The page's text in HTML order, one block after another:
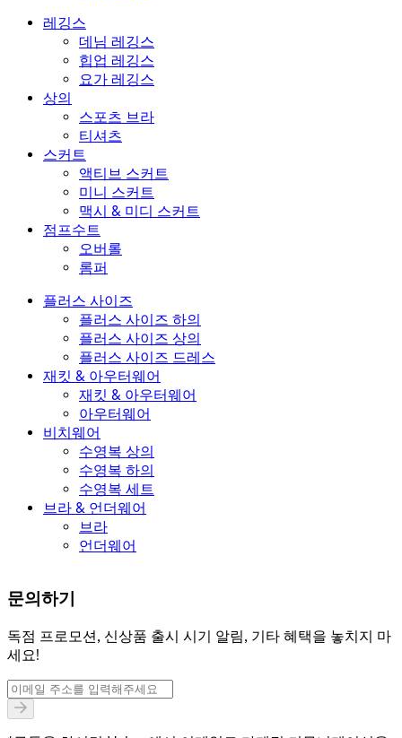
레깅스
데님 레깅스
힙업 레깅스
요가 레깅스
상의
스포츠 브라
티셔츠
스커트
액티브 스커트
미니 스커트
맥시 & 미디 스커트
점프수트
오버롤
롬퍼
플러스 사이즈
플러스 사이즈 하의
플러스 사이즈 상의
플러스 사이즈 드레스
재킷 & 아우터웨어
재킷 & 아우터웨어
아우터웨어
비치웨어
수영복 상의
수영복 하의
수영복 세트
브라 & 언더웨어
브라
언더웨어
문의하기
독점 프로모션, 신상품 출시 시기 알림, 기타 혜택을 놓치지 마
세요!